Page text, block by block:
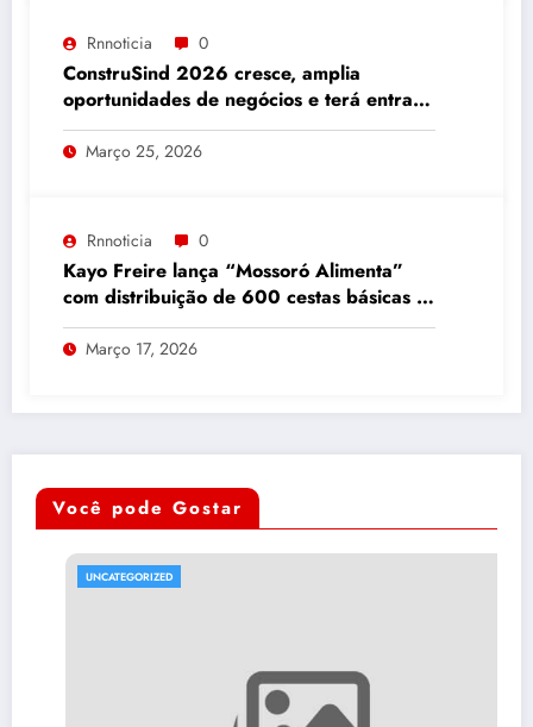
Rnnoticia 0
ConstruSind 2026 cresce, amplia
oportunidades de negócios e terá entrada
gratuita para o público
Março 25, 2026
Rnnoticia 0
Kayo Freire lança “Mossoró Alimenta”
com distribuição de 600 cestas básicas e
peixe na Semana Santa
Março 17, 2026
Você pode Gostar
UNCATEGORIZED